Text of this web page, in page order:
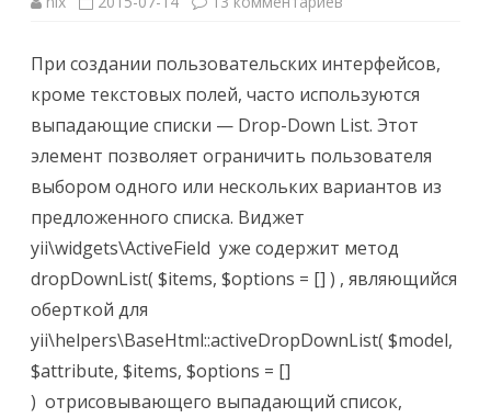
список
DropDownList
При создании пользовательских интерфейсов,
кроме текстовых полей, часто используются
выпадающие списки — Drop-Down List. Этот
элемент позволяет ограничить пользователя
выбором одного или нескольких вариантов из
предложенного списка. Виджет
yii\widgets\ActiveField уже содержит метод
dropDownList( $items, $options = [] ) , являющийся
оберткой для
yii\helpers\BaseHtml::activeDropDownList( $model,
$attribute, $items, $options = []
) отрисовывающего выпадающий список,